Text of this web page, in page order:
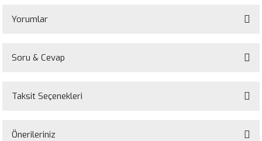
Yorumlar
Soru & Cevap
Ürün hakkında henüz soru sorulmamış.
Taksit Seçenekleri
Önerileriniz